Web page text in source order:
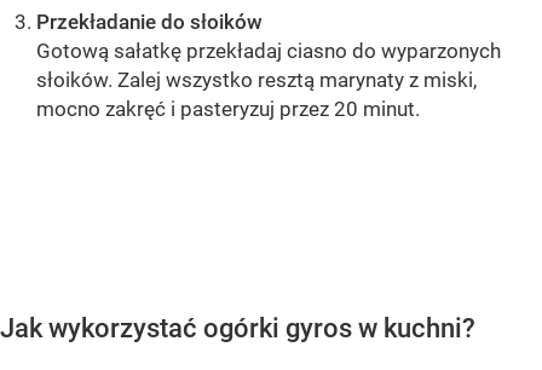
Przekładanie do słoików
Gotową sałatkę przekładaj ciasno do wyparzonych
słoików. Zalej wszystko resztą marynaty z miski,
mocno zakręć i pasteryzuj przez 20 minut.
Jak wykorzystać ogórki gyros w kuchni?